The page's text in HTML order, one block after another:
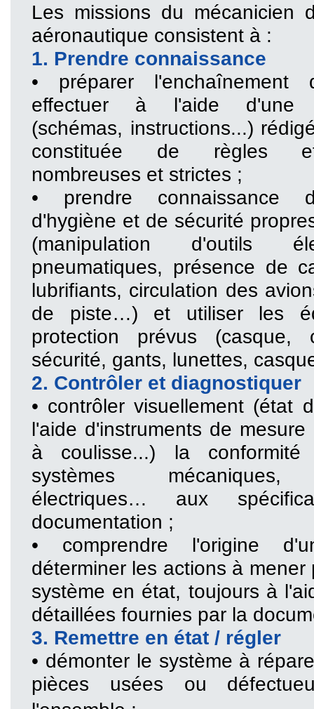
Les missions du mécanicien
aéronautique consistent à :
1. Prendre connaissance
• préparer
effectuer à l'aide d'une
(schémas, instructions...)
constituée de règles
nombreuses et strictes ;
• prendre connaissance
d'hygiène et de sécurité
(manipulation d'outils
pneumatiques, présence de
lubrifiants, circulation des
de piste…) et utiliser les
protection prévus (casque,
sécurité, gants, lunettes,
2. Contrôler et diagnostiquer
• contrôler visuellement (état
l'aide d'instruments de mesure
à coulisse...) la
systèmes mécaniques,
électriques… aux
documentation ;
• comprendre l'origine
déterminer les actions à mener
système en état, toujours à
détaillées fournies par la
3. Remettre en état / régler
• démonter le système à
pièces usées ou